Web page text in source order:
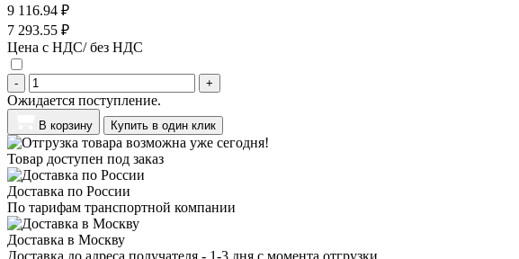
9 116.94 ₽
7 293.55 ₽
Цена с НДС/ без НДС
- +
Ожидается поступление.
В корзину Купить в один клик
Товар доступен под заказ
Доставка по России
По тарифам транспортной компании
Доставка в Москву
Доставка до адреса получателя - 1-3 дня с момента отгрузки